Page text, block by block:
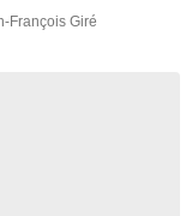
François Giré